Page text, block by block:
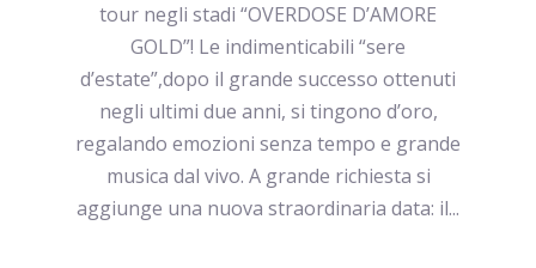
tour negli stadi “OVERDOSE D’AMORE
GOLD”! Le indimenticabili “sere
d’estate”,dopo il grande successo ottenuti
negli ultimi due anni, si tingono d’oro,
regalando emozioni senza tempo e grande
musica dal vivo. A grande richiesta si
aggiunge una nuova straordinaria data: il...